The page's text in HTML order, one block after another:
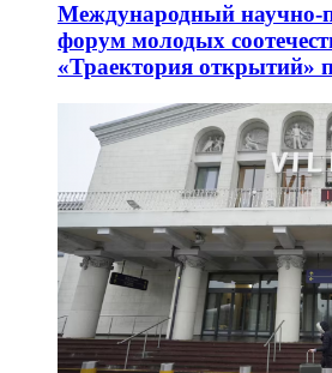
Международный научно-
форум молодых
«Траектория открытий»